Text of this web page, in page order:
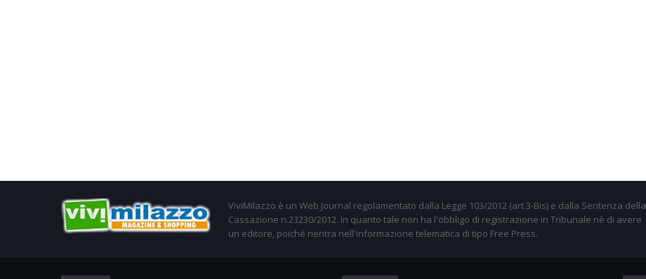
ViviMilazzo è un Web Journal regolamentato dalla Legge 103/2012 (art.3-Bis) e dalla Sentenza della
Cassazione n.23230/2012. In quanto tale non ha l'obbligo di registrazione in Tribunale nè di avere
un editore, poiché rientra nell'informazione telematica di tipo Free Press.